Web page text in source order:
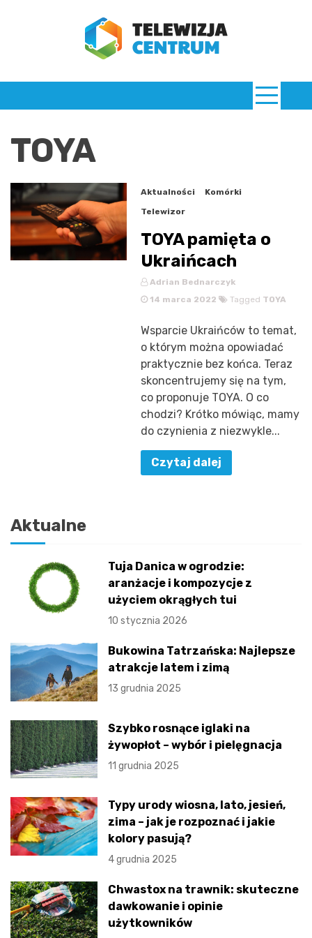
TelewizjaCentrum.pl
TOYA
Aktualności
Komórki
Telewizor
TOYA pamięta o
Ukraińcach
Adrian Bednarczyk
14 marca 2022
Tagged TOYA
Wsparcie Ukraińców to temat,
o którym można opowiadać
praktycznie bez końca. Teraz
skoncentrujemy się na tym,
co proponuje TOYA. O co
chodzi? Krótko mówiąc, mamy
do czynienia z niezwykle...
Czytaj dalej
Aktualne
Tuja Danica w ogrodzie:
aranżacje i kompozycje z
użyciem okrągłych tui
10 stycznia 2026
Bukowina Tatrzańska: Najlepsze
atrakcje latem i zimą
13 grudnia 2025
Szybko rosnące iglaki na
żywopłot – wybór i pielęgnacja
11 grudnia 2025
Typy urody wiosna, lato, jesień,
zima – jak je rozpoznać i jakie
kolory pasują?
4 grudnia 2025
Chwastox na trawnik: skuteczne
dawkowanie i opinie
użytkowników